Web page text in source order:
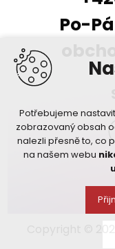
Potřebujeme
zobrazovaný obsah
nalezli přesně to, co
na našem webu
Po-
Copyright ©